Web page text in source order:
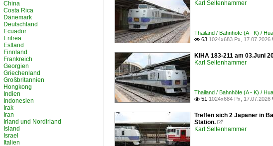
Karl Seltenhammer
Thailand / Bahnhöfe (A - K) /
 63 1024x683 Px, 17.07.2026
KIHA 183-211 am 03.Juni
Karl Seltenhammer
Thailand / Bahnhöfe (A - K) /
 51 1024x684 Px, 17.07.2026
Treffen sich 2 Japaner in
Station. 
Karl Seltenhammer
China
Costa Rica
Dänemark
Deutschland
Ecuador
Eritrea
Estland
Finnland
Frankreich
Georgien
Griechenland
Großbritannien
Hongkong
Indien
Indonesien
Irak
Iran
Irland und Nordirland
Island
Israel
Italien